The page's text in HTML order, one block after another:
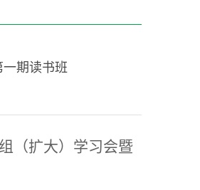
期读书班
（扩大）学习会暨